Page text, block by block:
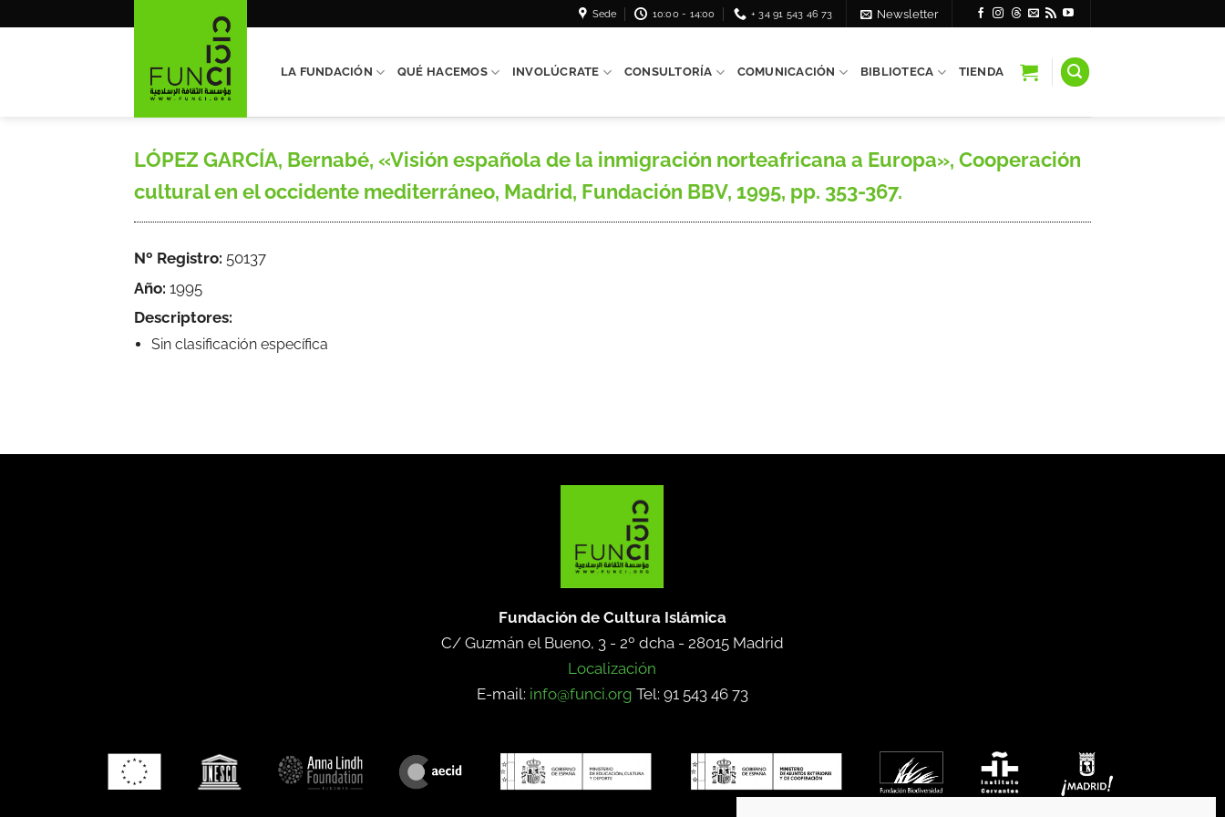
Sede 10:00 - 14:00 + 34 91 543 46 73 Newsletter
LA FUNDACIÓN QUÉ HACEMOS INVOLÚCRATE CONSULTORÍA COMUNICACIÓN BIBLIOTECA TIENDA
LÓPEZ GARCÍA, Bernabé, «Visión española de la inmigración norteafricana a Europa», Cooperación
cultural en el occidente mediterráneo, Madrid, Fundación BBV, 1995, pp. 353-367.
Nº Registro: 50137
Año: 1995
Descriptores:
Sin clasificación específica
Fundación de Cultura Islámica
C/ Guzmán el Bueno, 3 - 2º dcha - 28015 Madrid
Localización
E-mail: info@funci.org Tel: 91 543 46 73